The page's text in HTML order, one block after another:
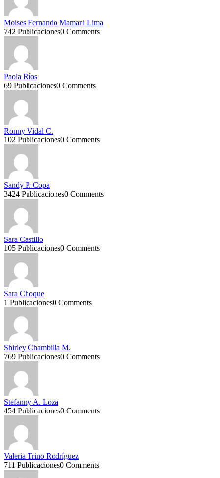
Moises Fernando Mamani Lima
742 Publicaciones0 Comments
Paola Ríos
69 Publicaciones0 Comments
Ronny Vidal C.
102 Publicaciones0 Comments
Sandy P. Copa
3424 Publicaciones0 Comments
Sara Castillo
105 Publicaciones0 Comments
Sara Choque
1 Publicaciones0 Comments
Shirley Chambilla M.
769 Publicaciones0 Comments
Stefanny A. Loza
454 Publicaciones0 Comments
Valeria Trino Rodríguez
711 Publicaciones0 Comments